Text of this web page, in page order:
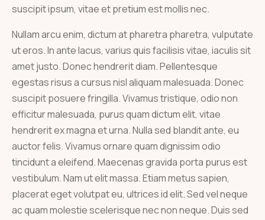
suscipit ipsum, vitae et pretium est mollis nec.
Nullam arcu enim, dictum at pharetra pharetra, vulputate
ut eros. In ante lacus, varius quis facilisis vitae, iaculis sit
amet justo. Donec hendrerit diam. Pellentesque
egestas risus a cursus nisl aliquam malesuada. Donec
suscipit posuere fringilla. Vivamus tristique, odio non
efficitur malesuada, purus quam dictum elit, vitae
hendrerit ex magna et urna. Nulla sed blandit ante, eu
auctor felis. Vivamus ornare quam dignissim odio
tincidunt a eleifend. Maecenas gravida porta purus est
vestibulum. Nam ut elit massa. Etiam metus sapien,
placerat eget volutpat eu, ultrices id elit. Sed vel neque
ac quam molestie scelerisque nec non neque. Duis sed